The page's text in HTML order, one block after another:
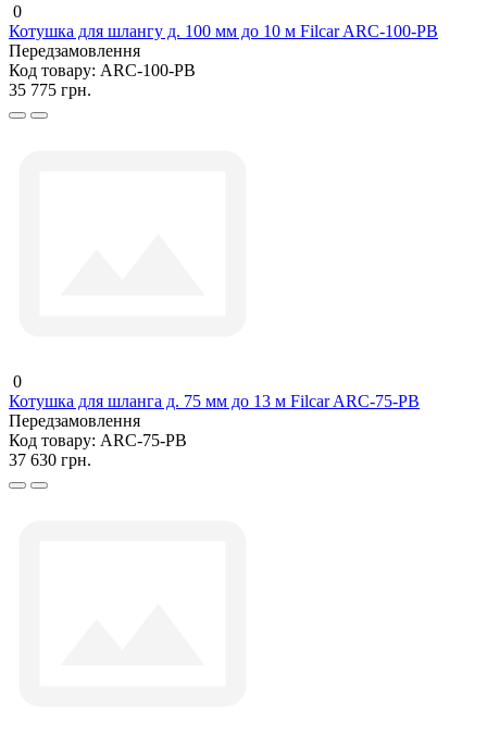
0
Котушка для шлангу д. 100 мм до 10 м Filcar ARC-100-PB
Передзамовлення
Код товару: ARC-100-PB
35 775 грн.
0
Котушка для шланга д. 75 мм до 13 м Filcar ARC-75-PB
Передзамовлення
Код товару: ARC-75-PB
37 630 грн.